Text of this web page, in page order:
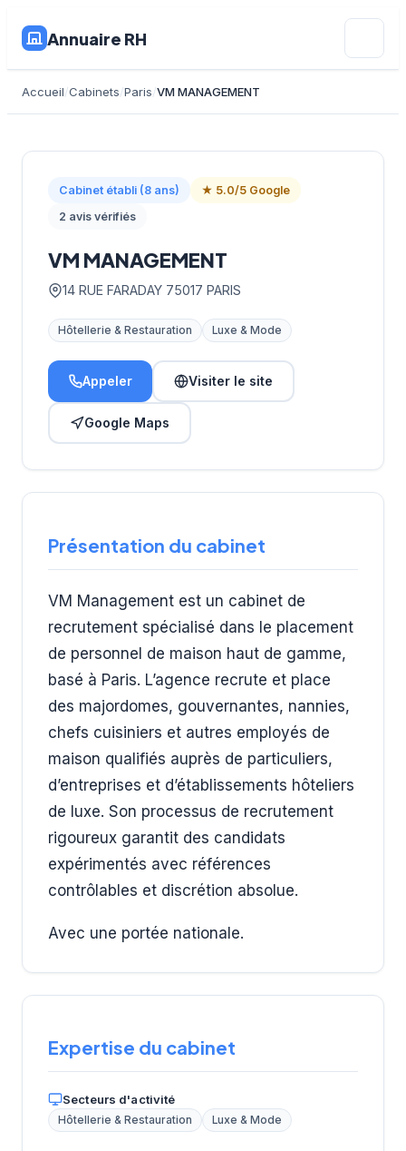
Annuaire RH
Accueil Cabinets Paris VM MANAGEMENT
Cabinet établi (8 ans)
★ 5.0/5 Google
2 avis vérifiés
VM MANAGEMENT
14 RUE FARADAY 75017 PARIS
Hôtellerie & Restauration Luxe & Mode
Appeler Visiter le site
Google Maps
Présentation du cabinet
VM Management est un cabinet de
recrutement spécialisé dans le placement
de personnel de maison haut de gamme,
basé à Paris. L’agence recrute et place
des majordomes, gouvernantes, nannies,
chefs cuisiniers et autres employés de
maison qualifiés auprès de particuliers,
d’entreprises et d’établissements hôteliers
de luxe. Son processus de recrutement
rigoureux garantit des candidats
expérimentés avec références
contrôlables et discrétion absolue.
Avec une portée nationale.
Expertise du cabinet
Secteurs d'activité
Hôtellerie & Restauration Luxe & Mode